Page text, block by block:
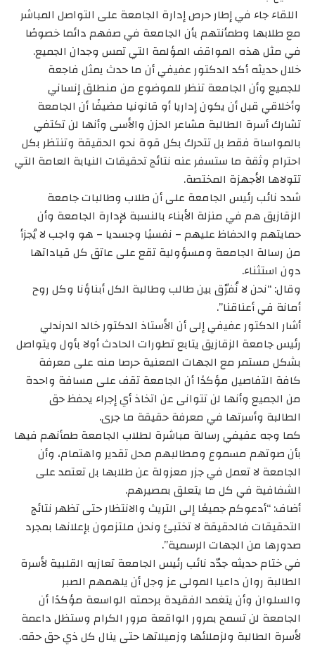
اللقاء جاء في إطار حرص إدارة الجامعة على التواصل المباشر
مع طلابها وطمأنتهم بأن الجامعة في صفهم دائما خصوصًا
في مثل هذه المواقف المؤلمة التي تمس وجدان الجميع.
خلال حديثه أكد الدكتور عفيفي أن ما حدث يمثل فاجعة
للجميع وأن الجامعة تنظر للموضوع من منطلق إنساني
وأخلاقي قبل أن يكون إداريا أو قانونيا مضيفًا أن الجامعة
تشارك أسرة الطالبة مشاعر الحزن والأسى وأنها لن تكتفي
بالمواساة فقط بل تتحرك بكل قوة نحو الحقيقة وتنتظر بكل
احترام وثقة ما ستسفر عنه نتائج تحقيقات النيابة العامة التي
تتولاها الأجهزة المختصة.
شدد نائب رئيس الجامعة على أن طلاب وطالبات جامعة
الزقازيق هم في منزلة الأبناء بالنسبة لإدارة الجامعة وأن
حمايتهم والحفاظ عليهم – نفسيًا وجسديا – هو واجب لا يُجزأ
من رسالة الجامعة ومسؤولية تقع على عاتق كل قياداتها
دون استثناء.
وقال: “نحن لا نُفرّق بين طالب وطالبة الكل أبناؤنا وكل روح
أمانة في أعناقنا”.
أشار الدكتور عفيفي إلى أن الأستاذ الدكتور خالد الدرندلي
رئيس جامعة الزقازيق يتابع تطورات الحادث أولا بأول ويتواصل
بشكل مستمر مع الجهات المعنية حرصا منه على معرفة
كافة التفاصيل مؤكدًا أن الجامعة تقف على مسافة واحدة
من الجميع وأنها لن تتوانى عن اتخاذ أي إجراء يحفظ حق
الطالبة وأسرتها في معرفة حقيقة ما جرى.
كما وجه عفيفي رسالة مباشرة لطلاب الجامعة طمأنهم فيها
بأن صوتهم مسموع ومطالبهم محل تقدير واهتمام، وأن
الجامعة لا تعمل في جزر معزولة عن طلابها بل تعتمد على
الشفافية في كل ما يتعلق بمصيرهم.
أضاف: “أدعوكم جميعًا إلى التريث والانتظار حتى تظهر نتائج
التحقيقات فالحقيقة لا تختبئ ونحن ملتزمون بإعلانها بمجرد
صدورها من الجهات الرسمية”.
في ختام حديثه جدّد نائب رئيس الجامعة تعازيه القلبية لأسرة
الطالبة روان داعيا المولى عز وجل أن يلهمهم الصبر
والسلوان وأن يتغمد الفقيدة برحمته الواسعة مؤكدًا أن
الجامعة لن تسمح بمرور الواقعة مرور الكرام وستظل داعمة
لأسرة الطالبة ولزملائها وزميلاتها حتى ينال كل ذي حق حقه.